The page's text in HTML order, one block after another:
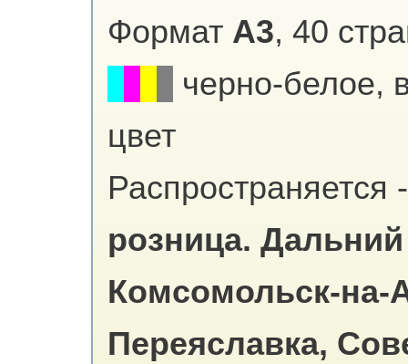
Формат А3, 40
черно-белое,
цвет
Распространяется -
розница. Дальний
Комсомольск-на-
Переяславка,